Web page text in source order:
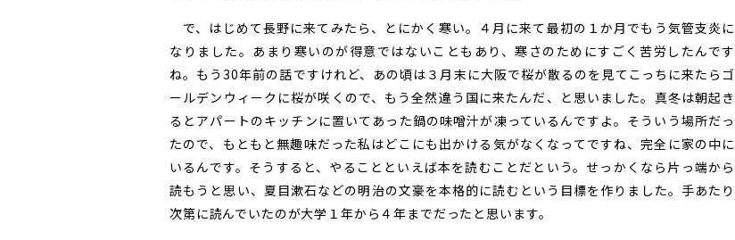
で、はじめて長野に来てみたら、とにかく寒い。４月に来て最初の１か月でもう気管支炎に
なりました。あまり寒いのが得意ではないこともあり、寒さのためにすごく苦労したんです
ね。もう30年前の話ですけれど、あの頃は３月末に大阪で桜が散るのを見てこっちに来たらゴ
ールデンウィークに桜が咲くので、もう全然違う国に来たんだ、と思いました。真冬は朝起き
るとアパートのキッチンに置いてあった鍋の味噌汁が凍っているんですよ。そういう場所だっ
たので、もともと無趣味だった私はどこにも出かける気がなくなってですね、完全に家の中に
いるんです。そうすると、やることといえば本を読むことだという。せっかくなら片っ端から
読もうと思い、夏目漱石などの明治の文豪を本格的に読むという目標を作りました。手あたり
次第に読んでいたのが大学１年から４年までだったと思います。